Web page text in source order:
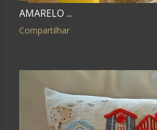
AMARELO ...
Compartilhar